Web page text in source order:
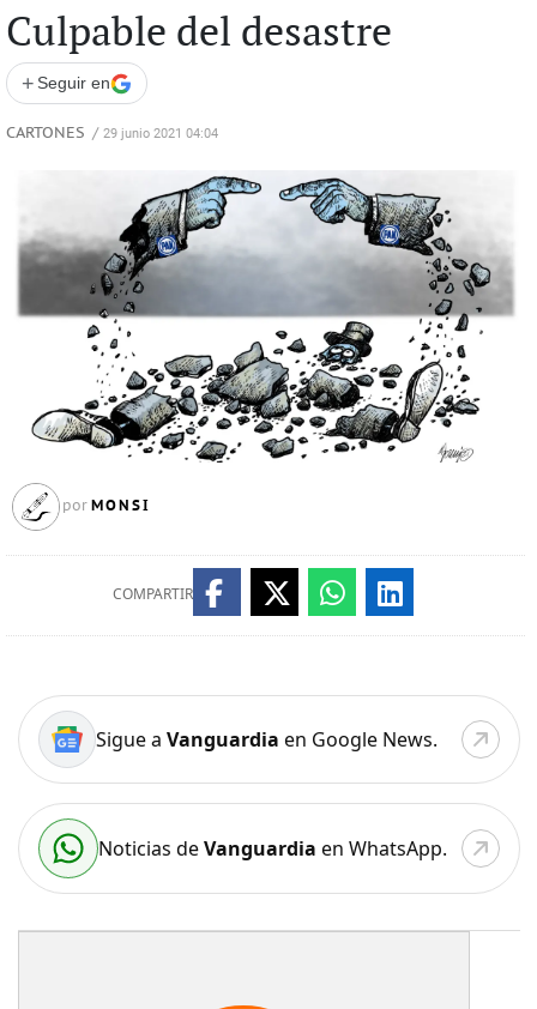
Culpable del desastre
+ Seguir en
CARTONES / 29 junio 2021 04:04
por MONSI
COMPARTIR
Sigue a Vanguardia en Google News.
Noticias deVanguardia en WhatsApp.